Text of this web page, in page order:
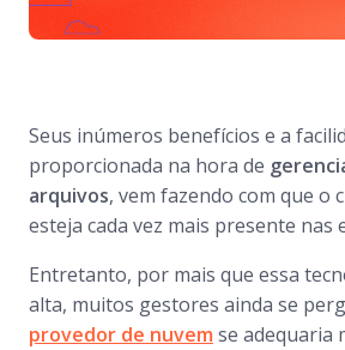
Seus inúmeros benefícios e a
proporcionada na hora de
arquivos, vem fazendo com que o
esteja cada vez mais presente nas
Entretanto, por mais que essa
alta, muitos gestores ainda se
provedor de nuvem se adequaria